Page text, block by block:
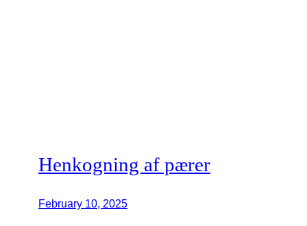
Henkogning af pærer
February 10, 2025